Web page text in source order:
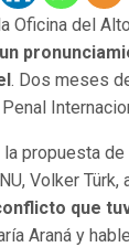
Oficina del
. Dos meses
propuesta
Volker
que
Araná y